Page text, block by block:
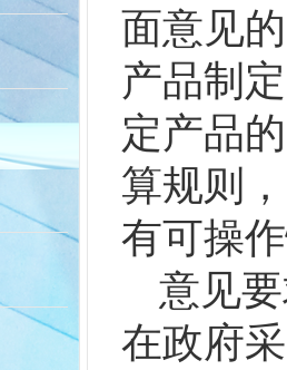
面意见
产品制
定产品
算规则
有可操
意见
在政府